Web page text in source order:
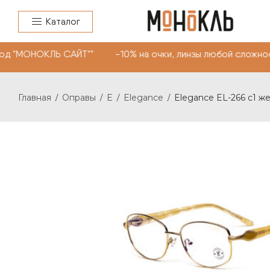
Каталог
САЙТ"" -10% на очки, линзы любой
Главная / Оправы / E / Elegance / Elegance EL-266 c1